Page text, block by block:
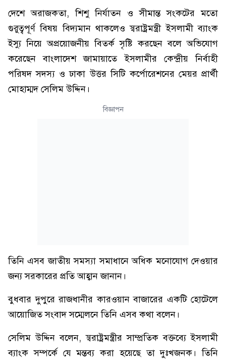
দেশে অরাজকতা, শিশু নির্যাতন ও সীমান্ত সংকটের মতো
গুরুত্বপূর্ণ বিষয় বিদ্যমান থাকলেও স্বরাষ্ট্রমন্ত্রী ইসলামী ব্যাংক
ইস্যু নিয়ে অপ্রয়োজনীয় বিতর্ক সৃষ্টি করছেন বলে অভিযোগ
করেছেন বাংলাদেশ জামায়াতে ইসলামীর কেন্দ্রীয় নির্বাহী
পরিষদ সদস্য ও ঢাকা উত্তর সিটি কর্পোরেশনের মেয়র প্রার্থী
মোহাম্মদ সেলিম উদ্দিন।
বিজ্ঞাপন
তিনি এসব জাতীয় সমস্যা সমাধানে অধিক মনোযোগ দেওয়ার
জন্য সরকারের প্রতি আহ্বান জানান।
বুধবার দুপুরে রাজধানীর কারওয়ান বাজারের একটি হোটেলে
আয়োজিত সংবাদ সম্মেলনে তিনি এসব কথা বলেন।
সেলিম উদ্দিন বলেন, স্বরাষ্ট্রমন্ত্রীর সাম্প্রতিক বক্তব্যে ইসলামী
ব্যাংক সম্পর্কে যে মন্তব্য করা হয়েছে তা দুঃখজনক। তিনি